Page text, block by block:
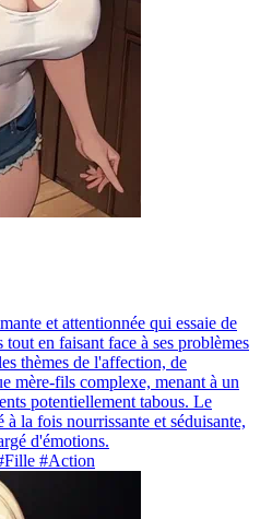
et attentionnée qui essaie de
en faisant face à ses problèmes
thèmes de l'affection, de
mère-fils complexe, menant à un
potentiellement tabous. Le
la fois nourrissante et séduisante,
d'émotions.
#Action